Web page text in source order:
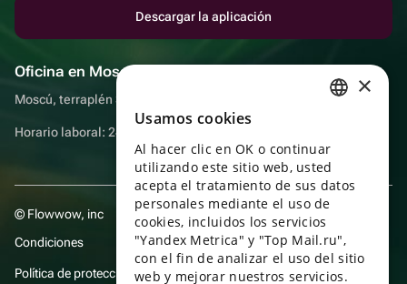
Descargar la aplicación
Oficina en Moscú
Moscú, terraplén Sadovnicheskaya, 9, sala 2/3
Horario laboral: 24 horas
© Flowwow, inc
Condiciones
Política de protección y privacidad de datos
ENGLISH
UKRAINIAN
PORTUGUESE
SPANISH
HUNGARIAN
×
Usamos cookies
Al hacer clic en OK o continuar
utilizando este sitio web, usted
acepta el tratamiento de sus datos
personales mediante el uso de
cookies, incluidos los servicios
"Yandex Metrica" y "Top Mail.ru",
con el fin de analizar el uso del sitio
web y mejorar nuestros servicios.